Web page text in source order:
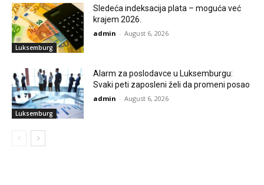
Luksemburg
Sledeća indeksacija plata – moguća već
krajem 2026.
admin - August 6, 2026
Luksemburg
Alarm za poslodavce u Luksemburgu:
Svaki peti zaposleni želi da promeni posao
admin - August 6, 2026